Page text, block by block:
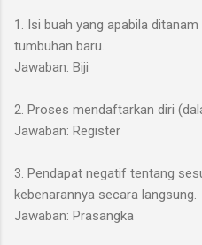
1. Isi buah yang apabila
tumbuhan baru.
Jawaban: Biji
2. Proses mendaftarkan diri
Jawaban: Register
3. Pendapat negatif tentang
kebenarannya secara langsung.
Jawaban: Prasangka